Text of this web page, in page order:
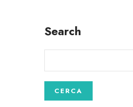
Search